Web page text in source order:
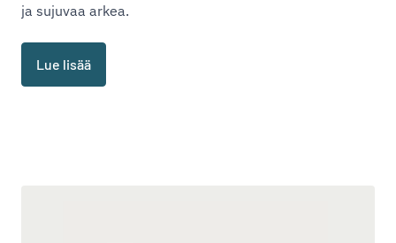
ja sujuvaa arkea.
Lue lisää